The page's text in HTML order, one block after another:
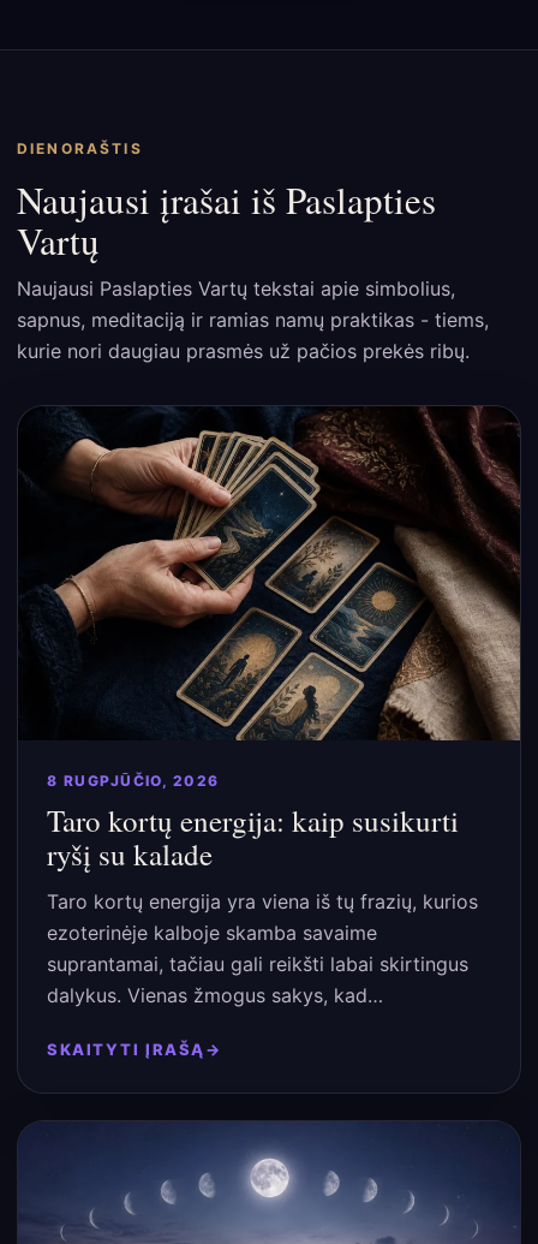
DIENORAŠTIS
Naujausi įrašai iš Paslapties
Vartų
Naujausi Paslapties Vartų tekstai apie simbolius,
sapnus, meditaciją ir ramias namų praktikas - tiems,
kurie nori daugiau prasmės už pačios prekės ribų.
8 RUGPJŪČIO, 2026
Taro kortų energija: kaip susikurti
ryšį su kalade
Taro kortų energija yra viena iš tų frazių, kurios
ezoterinėje kalboje skamba savaime
suprantamai, tačiau gali reikšti labai skirtingus
dalykus. Vienas žmogus sakys, kad…
SKAITYTI ĮRAŠĄ